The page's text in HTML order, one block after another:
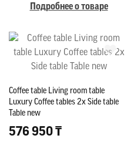
Подробнее о товаре
Coffee table Living room table
Luxury Coffee tables 2x Side table
Table new
576 950 ₸